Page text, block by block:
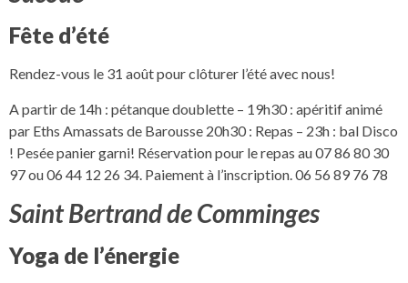
Fête d’été
Rendez-vous le 31 août pour clôturer l’été avec nous!
A partir de 14h : pétanque doublette – 19h30 : apéritif animé
par Eths Amassats de Barousse 20h30 : Repas – 23h : bal Disco
! Pesée panier garni! Réservation pour le repas au 07 86 80 30
97 ou 06 44 12 26 34. Paiement à l’inscription. 06 56 89 76 78
Saint Bertrand de Comminges
Yoga de l’énergie